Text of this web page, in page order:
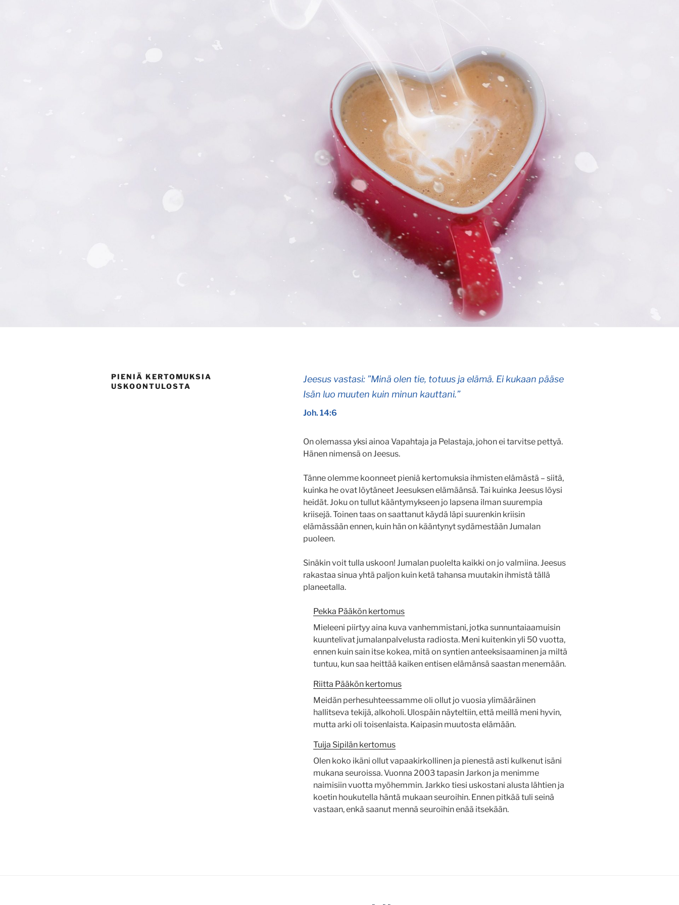
PIENIÄ KERTOMUKSIA
USKOONTULOSTA
Jeesus vastasi: ”Minä olen tie, totuus ja elämä. Ei kukaan pääse
Isän luo muuten kuin minun kauttani.”
Joh. 14:6
On olemassa yksi ainoa Vapahtaja ja Pelastaja, johon ei tarvitse pettyä.
Hänen nimensä on Jeesus.
Tänne olemme koonneet pieniä kertomuksia ihmisten elämästä – siitä,
kuinka he ovat löytäneet Jeesuksen elämäänsä. Tai kuinka Jeesus löysi
heidät. Joku on tullut kääntymykseen jo lapsena ilman suurempia
kriisejä. Toinen taas on saattanut käydä läpi suurenkin kriisin
elämässään ennen, kuin hän on kääntynyt sydämestään Jumalan
puoleen.
Sinäkin voit tulla uskoon! Jumalan puolelta kaikki on jo valmiina. Jeesus
rakastaa sinua yhtä paljon kuin ketä tahansa muutakin ihmistä tällä
planeetalla.
Pekka Pääkön kertomus
Mieleeni piirtyy aina kuva vanhemmistani, jotka sunnuntaiaamuisin
kuuntelivat jumalanpalvelusta radiosta. Meni kuitenkin yli 50 vuotta,
ennen kuin sain itse kokea, mitä on syntien anteeksisaaminen ja miltä
tuntuu, kun saa heittää kaiken entisen elämänsä saastan menemään.
Riitta Pääkön kertomus
Meidän perhesuhteessamme oli ollut jo vuosia ylimääräinen
hallitseva tekijä, alkoholi. Ulospäin näyteltiin, että meillä meni hyvin,
mutta arki oli toisenlaista. Kaipasin muutosta elämään.
Tuija Sipilän kertomus
Olen koko ikäni ollut vapaakirkollinen ja pienestä asti kulkenut isäni
mukana seuroissa. Vuonna 2003 tapasin Jarkon ja menimme
naimisiin vuotta myöhemmin. Jarkko tiesi uskostani alusta lähtien ja
koetin houkutella häntä mukaan seuroihin. Ennen pitkää tuli seinä
vastaan, enkä saanut mennä seuroihin enää itsekään.